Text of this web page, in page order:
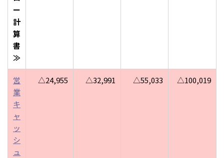
ー
計
算
書
≫
営
業
キ
ャ
ッ
シ
ュ
△24,955 △32,991 △55,033 △100,019